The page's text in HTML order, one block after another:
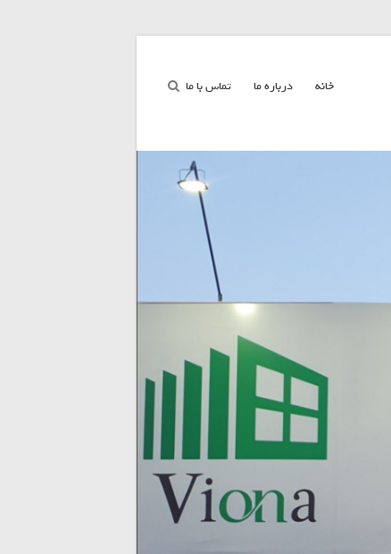
خانه درباره ما تماس با ما